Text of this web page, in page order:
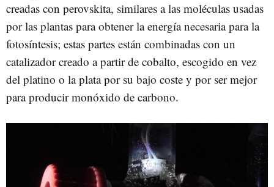
creadas con perovskita, similares a las moléculas usadas
por las plantas para obtener la energía necesaria para la
fotosíntesis; estas partes están combinadas con un
catalizador creado a partir de cobalto, escogido en vez
del platino o la plata por su bajo coste y por ser mejor
para producir monóxido de carbono.